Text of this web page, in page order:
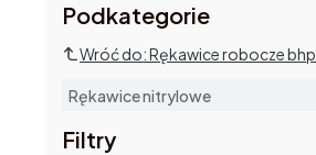
Podkategorie
Wróć do: Rękawice robocze bhp
Rękawice nitrylowe
Filtry